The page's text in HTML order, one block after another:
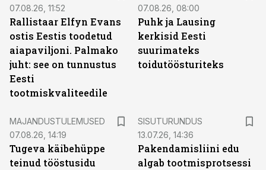
07.08.26, 11:52
Rallistaar Elfyn Evans
ostis Eestis toodetud
aiapaviljoni. Palmako
juht: see on tunnustus
Eesti
tootmiskvaliteedile
07.08.26, 08:00
Puhk ja Lausing
kerkisid Eesti
suurimateks
toidutöösturiteks
MAJANDUSTULEMUSED
07.08.26, 14:19
Tugeva käibehüppe
teinud tööstusidu
SISUTURUNDUS
13.07.26, 14:36
Pakendamisliini edu
algab tootmisprotsessi